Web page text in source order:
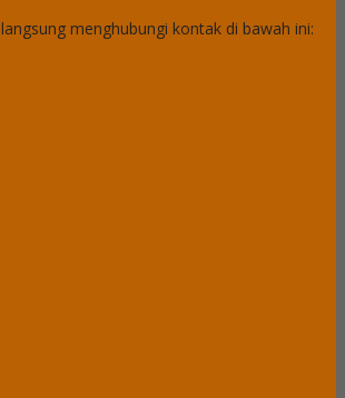
menghubungi kontak di bawah ini: